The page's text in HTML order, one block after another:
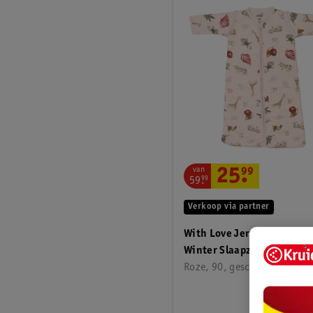
With Love Jersey Animals
Winter Slaapzak
Roze, 90, geschikt
Verkoop via partner
van
59.
99 25.
99